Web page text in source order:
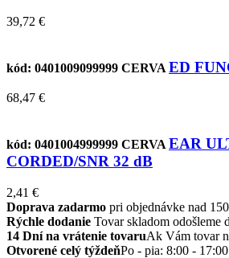
39,72 €
kód: 0401009099999 CERVA ED
68,47 €
kód: 0401004999999 CERVA EAR
CORDED/SNR 32 dB
2,41 €
Doprava zadarmo pri objednávke nad
Rýchle dodanie Tovar skladom odošleme
14 Dní na vrátenie tovaruAk Vám tovar
Otvorené celý týždeňPo - pia: 8:00 - 17:00